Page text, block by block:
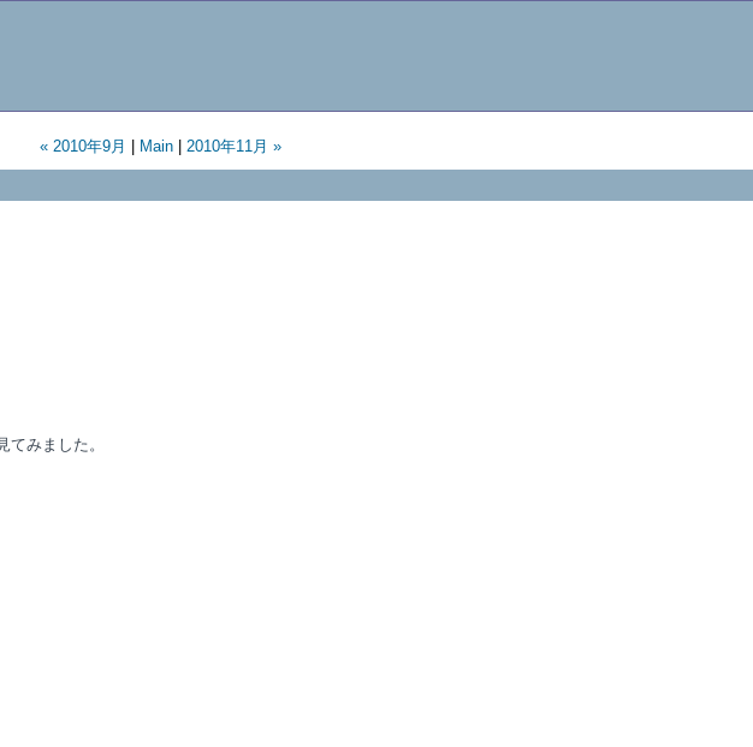
« 2010年9月 Main 2010年11月 »
みました。